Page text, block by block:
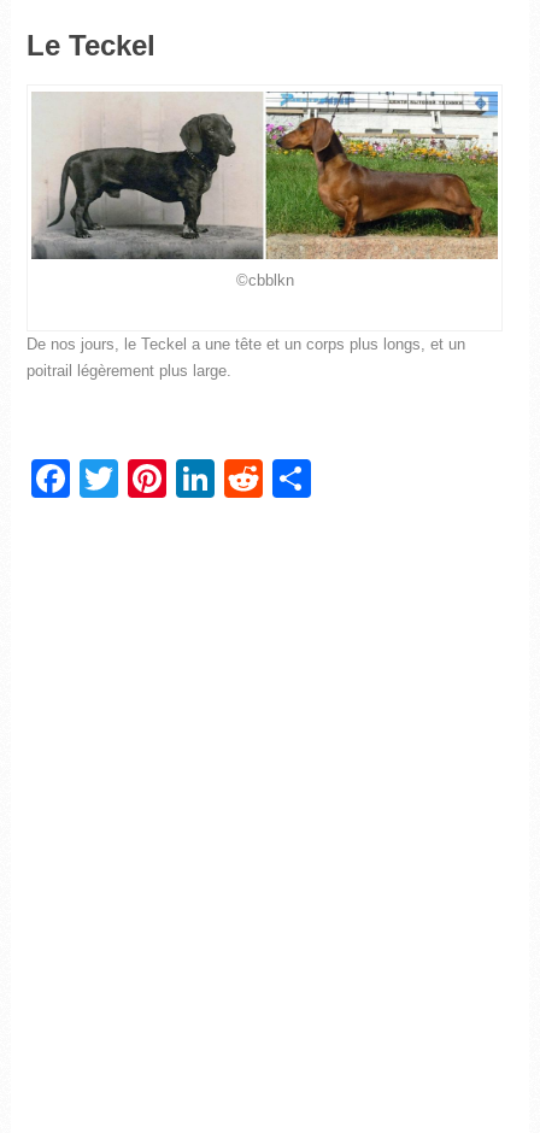
Le Teckel
©cbblkn
De nos jours, le Teckel a une tête et un corps plus longs, et un
poitrail légèrement plus large.
Facebook
TwitterPinterest
LinkedIn
Reddit